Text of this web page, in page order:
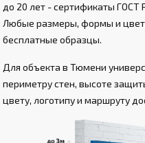
до 20 лет - сертификаты ГОСТ
Любые размеры, формы и
бесплатные образцы.
Для объекта в Тюмени
периметру стен, высоте
цвету, логотипу и маршруту